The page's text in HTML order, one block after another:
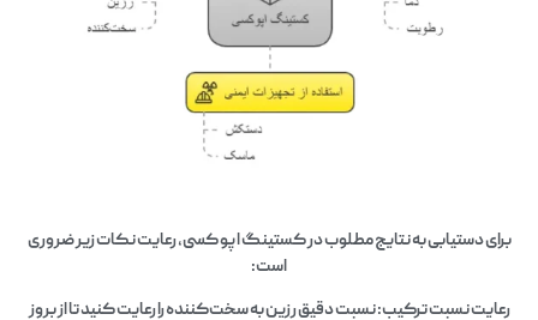
برای دستیابی به نتایج مطلوب در کستینگ اپو کسی، رعایت نکات زیر ضروری
است:
رعایت نسبت ترکیب: نسبت دقیق رزین به سخت‌کننده را رعایت کنید تا از بروز